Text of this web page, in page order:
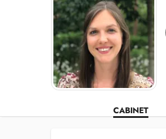
CABINET